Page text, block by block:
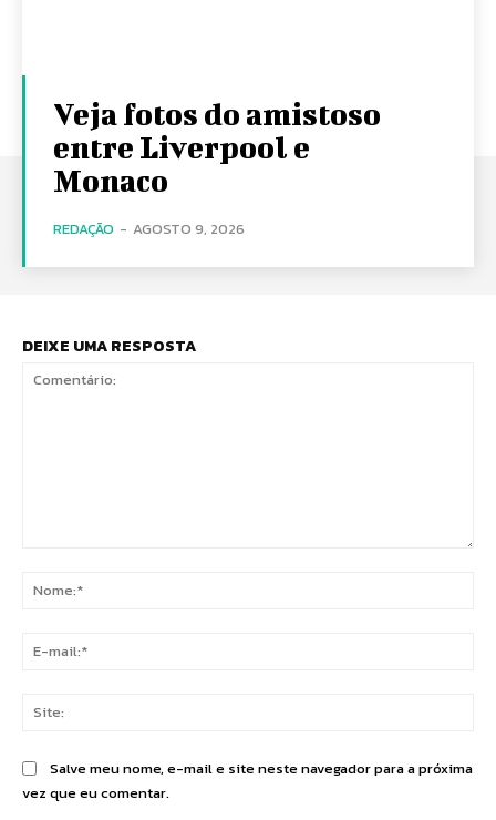
Veja fotos do amistoso
entre Liverpool e
Monaco
REDAÇÃO - AGOSTO 9, 2026
DEIXE UMA RESPOSTA
Salve meu nome, e-mail e site neste navegador para a próxima
vez que eu comentar.